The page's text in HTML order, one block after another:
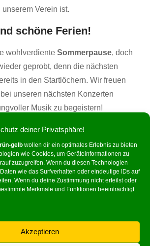
deiner Privatsphäre!
gelb wollen dir ein optimales Erlebnis zu bieten
wie Cookies, um Geräteinformationen zu
zuzugreifen. Wenn du diesen Technologien
wie das Surfverhalten oder eindeutige IDs auf
Wenn du deine Zustimmung nicht erteilst oder
Merkmale und Funktionen beeinträchtigt
Akzeptieren
unserem Verein ist.
schöne Ferien!
wohlverdienteSommerpause, doch
geprobt, denn die nächsten
in den Startlöchern. Wir freuen
unseren nächsten Konzerten
Musik zu begeistern!
Proben und Auftritten findet ihr
.
Fa
bo
ok
EmTeil
Juli 9, 2025